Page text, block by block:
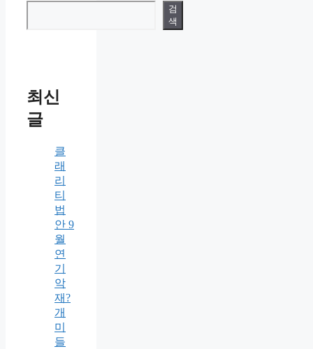
검
색
최신
글
클
래
리
티
법
안 9
월
연
기
악
재?
개
미
들